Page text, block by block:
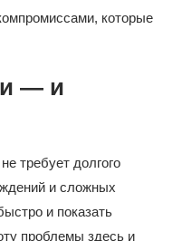
которые
— и
требует долгого
и сложных
и показать
проблемы здесь и